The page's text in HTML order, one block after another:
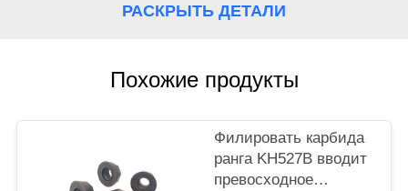
КОНФИДЕНЦИАЛЬНОСТИ
РАСКРЫТЬ ДЕТАЛИ
Похожие продукты
Филировать карбида
ранга KH527B вводит
превосходное